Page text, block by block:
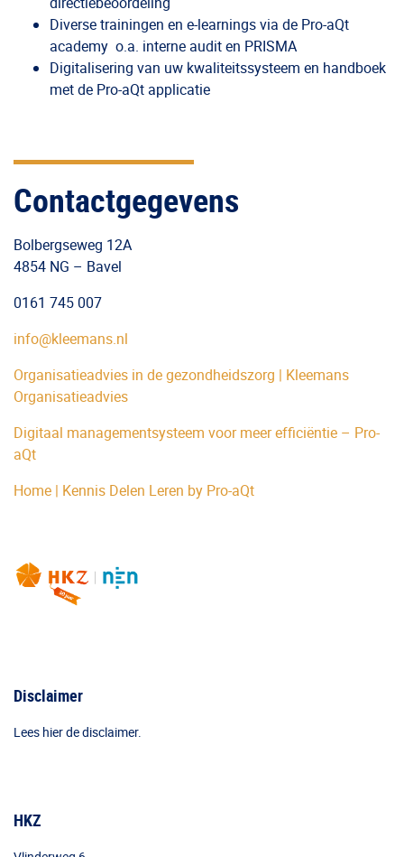
Diverse trainingen en e-learnings via de Pro-aQt
academy o.a. interne audit en PRISMA
Digitalisering van uw kwaliteitssysteem en handboek
met de Pro-aQt applicatie
Contactgegevens
Bolbergseweg 12A
4854 NG – Bavel
0161 745 007
info@kleemans.nl
Organisatieadvies in de gezondheidszorg | Kleemans
Organisatieadvies
Digitaal managementsysteem voor meer efficiëntie – Pro-
aQt
Home | Kennis Delen Leren by Pro-aQt
Disclaimer
Lees hier de disclaimer.
HKZ